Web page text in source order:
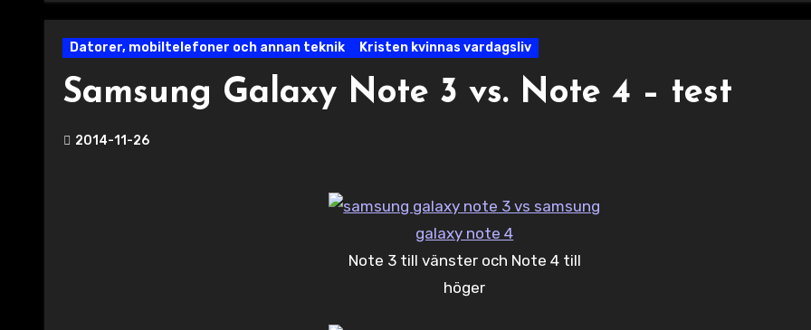
Datorer, mobiltelefoner och annan teknik Kristen kvinnas vardagsliv
Samsung Galaxy Note 3 vs. Note 4 – test
2014-11-26
Note 3 till vänster och Note 4 till
höger